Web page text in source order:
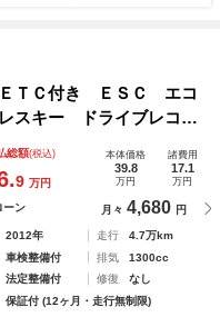
ＴＣ付き ＥＳＣ エコ
スキー ドライブレコー
ＢＳ アドバンストキ
盗難防止装置
総額(税込)
9 万円
本体価格
39.8
万円
諸費用
17.1
万円
ーン 月々 4,680 円
2012年 走行
4.7万km
車検整備付 排気
1300cc
法定整備付 修復
なし
保証付 (12ヶ月・走行無制限)